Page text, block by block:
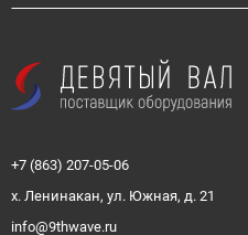
+7 (863) 207-05-06
х. Ленинакан, ул. Южная, д. 21
info@9thwave.ru